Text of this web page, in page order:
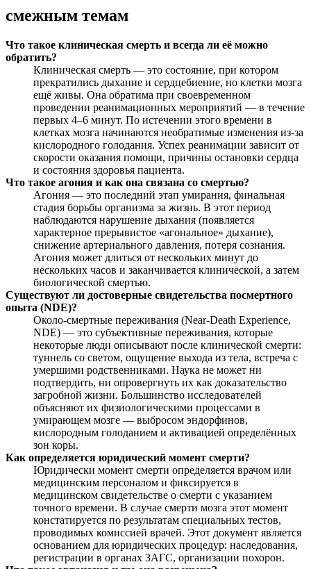
смежным темам
Что такое клиническая смерть и всегда ли её можно
обратить?
Клиническая смерть — это состояние, при котором
прекратились дыхание и сердцебиение, но клетки мозга
ещё живы. Она обратима при своевременном
проведении реанимационных мероприятий — в течение
первых 4–6 минут. По истечении этого времени в
клетках мозга начинаются необратимые изменения из-за
кислородного голодания. Успех реанимации зависит от
скорости оказания помощи, причины остановки сердца
и состояния здоровья пациента.
Что такое агония и как она связана со смертью?
Агония — это последний этап умирания, финальная
стадия борьбы организма за жизнь. В этот период
наблюдаются нарушение дыхания (появляется
характерное прерывистое «агональное» дыхание),
снижение артериального давления, потеря сознания.
Агония может длиться от нескольких минут до
нескольких часов и заканчивается клинической, а затем
биологической смертью.
Существуют ли достоверные свидетельства посмертного
опыта (NDE)?
Около-смертные переживания (Near-Death Experience,
NDE) — это субъективные переживания, которые
некоторые люди описывают после клинической смерти:
туннель со светом, ощущение выхода из тела, встреча с
умершими родственниками. Наука не может ни
подтвердить, ни опровергнуть их как доказательство
загробной жизни. Большинство исследователей
объясняют их физиологическими процессами в
умирающем мозге — выбросом эндорфинов,
кислородным голоданием и активацией определённых
зон коры.
Как определяется юридический момент смерти?
Юридически момент смерти определяется врачом или
медицинским персоналом и фиксируется в
медицинском свидетельстве о смерти с указанием
точного времени. В случае смерти мозга этот момент
констатируется по результатам специальных тестов,
проводимых комиссией врачей. Этот документ является
основанием для юридических процедур: наследования,
регистрации в органах ЗАГС, организации похорон.